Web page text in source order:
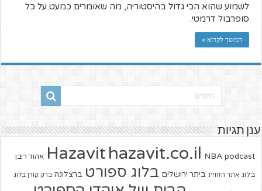
לשמוע שהוא הכי גדול בהיסטוריה, מה שאומרים כמעט על כל
סופרבול דרמטי.
המשך לקרוא »
ענן תגיות
Hazavit hazavit.co.il NBA podcast אהוד ריבן
בלוג אתר הזווית ביתר ירושלים בלוג ספורט ברצלונה ברק קורן בלוג